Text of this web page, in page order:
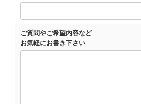
ご質問やご希望内容など
お気軽にお書き下さい